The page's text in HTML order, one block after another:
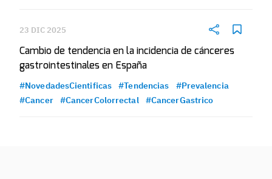
23 DIC 2025
Cambio de tendencia en la incidencia de cánceres
gastrointestinales en España
#NovedadesCientificas #Tendencias
#Prevalencia
#Cancer
#CancerColorrectal #CancerGastrico